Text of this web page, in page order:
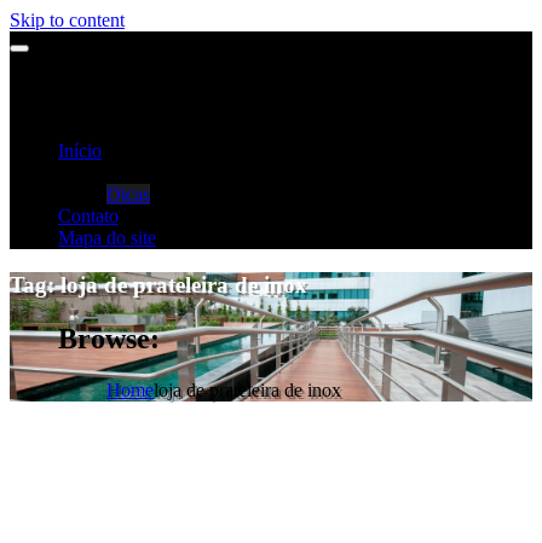
Skip to content
Início
Dicas
Contato
Mapa do site
Tag:loja de prateleira de inox
Browse:
Homeloja de prateleira de inox